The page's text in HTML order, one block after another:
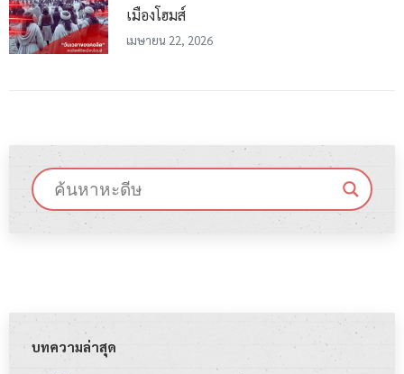
เมืองโฮมส์
เมษายน 22, 2026
บทความล่าสุด